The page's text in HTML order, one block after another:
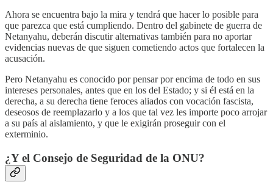
Ahora se encuentra bajo la mira y tendrá que hacer lo posible para
que parezca que está cumpliendo. Dentro del gabinete de guerra de
Netanyahu, deberán discutir alternativas también para no aportar
evidencias nuevas de que siguen cometiendo actos que fortalecen la
acusación.
Pero Netanyahu es conocido por pensar por encima de todo en sus
intereses personales, antes que en los del Estado; y si él está en la
derecha, a su derecha tiene feroces aliados con vocación fascista,
deseosos de reemplazarlo y a los que tal vez les importe poco arrojar
a su país al aislamiento, y que le exigirán proseguir con el
exterminio.
¿Y el Consejo de Seguridad de la ONU?